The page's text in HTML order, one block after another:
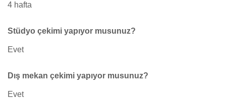
4 hafta
Stüdyo çekimi yapıyor musunuz?
Evet
Dış mekan çekimi yapıyor musunuz?
Evet